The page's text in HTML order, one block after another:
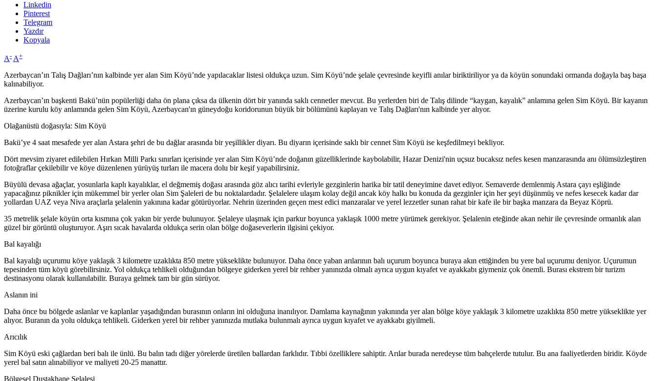
Linkedin
Pinterest
Telegram
Yazdır
Kopyala
A- A+
Azerbaycan’ın Talış Dağları’nın kalbinde yer alan Sim Köyü’nde yapılacaklar listesi oldukça uzun. Sim Köyü’nde şelale çevresinde keyifli anılar biriktiriliyor ya da köyün sonundaki ormanda doğayla baş başa
kalınabiliyor.
Azerbaycan’ın başkenti Bakü’nün popülerliği daha ön plana çıksa da ülkenin dört bir yanında saklı cennetler mevcut. Bu yerlerden biri de Talış dilinde “kaygan, kayalık” anlamına gelen Sim Köyü. Bir kayanın
üzerine kurulu köy anlamında gelen Sim Köyü, Azerbaycan'ın güneydoğu koridorunun büyük bir bölümünü kaplayan ve Talış Dağları'nın kalbinde yer alıyor.
Olağanüstü doğasıyla: Sim Köyü
Bakü’ye 4 saat mesafede yer alan Astara şehri de bu dağlar arasında bir yeşillikler diyarı. Bu diyarın içerisinde saklı bir cennet Sim Köyü ise keşfedilmeyi bekliyor.
Dört mevsim ziyaret edilebilen Hırkan Milli Parkı sınırları içerisinde yer alan Sim Köyü’nde doğanın güzelliklerinde kaybolabilir, Hazar Denizi'nin uçsuz bucaksız nefes kesen manzarasında anı ölümsüzleştiren
fotoğraflar çekilebilir ve köye düzenlenen yürüyüş turları ile macera dolu bir keşif yapabilirsiniz.
Büyülü devasa ağaçlar, yosunlarla kaplı kayalıklar, el değmemiş doğası arasında göz alıcı tarihi evleriyle gezginlerin harika bir tatil deneyimine davet ediyor. Semaverde demlenmiş Astara çayı eşliğinde
yapacağınız piknikler için mükemmel bir yerler olan Sim Şaleleri de bu noktalardadır. Şelalelere ulaşım kolay değil ancak köy halkı bu konuda da gezginler için her şeyi düşünmüş ve nefes kesecek kadar dar
yollardan UAZ veya Niva araçlarla şelalenin yakınına kadar götürüyorlar. Nehrin üzerinden geçen mest edici manzaralar ve yerel lezzetler sunan rahat bir kafe ile bir başka manzara da Beyaz Köprü.
35 metrelik şelale köyün orta kısmına çok yakın bir yerde bulunuyor. Şelaleye ulaşmak için parkur boyunca yaklaşık 1000 metre yürümek gerekiyor. Şelalenin eteğinde akan nehir ile çevresinde ormanlık alan
güzel bir görüntü oluşturuyor. Aşırı sıcak havalarda oldukça serin olan bölge doğaseverlerin ilgisini çekiyor.
Bal kayalığı
Bal kayalığı uçurumu köye yaklaşık 3 kilometre uzaklıkta 850 metre yükseklikte bulunuyor. Daha önce yaban arılarının balı uçurum boyunca buraya akın ettiğinden bu yere bal uçurumu deniyor. Uçurumun
tepesinden tüm köyü görebilirsiniz. Yol oldukça tehlikeli olduğundan bölgeye giderken yerel bir rehber yanınızda olmalı ayrıca uygun kıyafet ve ayakkabı giymeniz çok önemli. Burası ekstrem bir turizm
destinasyonu olarak kullanılabilir. Buraya gelmek tam bir gün sürüyor.
Aslanın ini
Daha önce bu bölgede aslanlar ve kaplanlar yaşadığından burasının onların ini olduğuna inanılıyor. Damlama kaynağının yakınında yer alan bölge köye yaklaşık 3 kilometre uzaklıkta 850 metre yükseklikte yer
alıyor. Buranın da yolu oldukça tehlikeli. Giderken yerel bir rehber yanınızda mutlaka bulunmalı ayrıca uygun kıyafet ve ayakkabı giyilmeli.
Arıcılık
Sim Köyü eski çağlardan beri balı ile ünlü. Bu balın tadı diğer yörelerde üretilen ballardan farklıdır. Tıbbi özelliklere sahiptir. Arılar burada neredeyse tüm bahçelerde tutulur. Bu ana faaliyetlerden biridir. Köyde
yerel bal satın alınabiliyor ve maliyeti 20-25 manattır.
Bölgesel Dustakhane Şelalesi